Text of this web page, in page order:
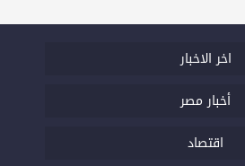
اخر الاخبار
أخبار مصر
اقتصاد